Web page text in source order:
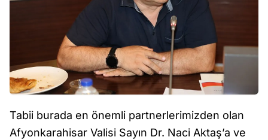
Tabii burada en önemli partnerlerimizden olan
Afyonkarahisar Valisi Sayın Dr. Naci Aktaş’a ve